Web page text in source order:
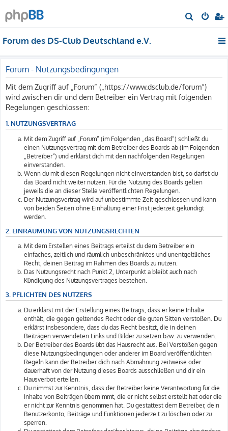
u
Forum des DS-Club Deutschland e.V.
Forum - Nutzungsbedingungen
Mit dem Zugriff auf „Forum“ („https://www.dsclub.de/forum“)
wird zwischen dir und dem Betreiber ein Vertrag mit folgenden
Regelungen geschlossen:
1. NUTZUNGSVERTRAG
Mit dem Zugriff auf „Forum“ (im Folgenden „das Board“) schließt du
einen Nutzungsvertrag mit dem Betreiber des Boards ab (im Folgenden
„Betreiber“) und erklärst dich mit den nachfolgenden Regelungen
einverstanden.
Wenn du mit diesen Regelungen nicht einverstanden bist, so darfst du
das Board nicht weiter nutzen. Für die Nutzung des Boards gelten
jeweils die an dieser Stelle veröffentlichten Regelungen.
Der Nutzungsvertrag wird auf unbestimmte Zeit geschlossen und kann
von beiden Seiten ohne Einhaltung einer Frist jederzeit gekündigt
werden.
2. EINRÄUMUNG VON NUTZUNGSRECHTEN
Mit dem Erstellen eines Beitrags erteilst du dem Betreiber ein
einfaches, zeitlich und räumlich unbeschränktes und unentgeltliches
Recht, deinen Beitrag im Rahmen des Boards zu nutzen.
Das Nutzungsrecht nach Punkt 2, Unterpunkt a bleibt auch nach
Kündigung des Nutzungsvertrages bestehen.
3. PFLICHTEN DES NUTZERS
Du erklärst mit der Erstellung eines Beitrags, dass er keine Inhalte
enthält, die gegen geltendes Recht oder die guten Sitten verstoßen. Du
erklärst insbesondere, dass du das Recht besitzt, die in deinen
Beiträgen verwendeten Links und Bilder zu setzen bzw. zu verwenden.
Der Betreiber des Boards übt das Hausrecht aus. Bei Verstößen gegen
diese Nutzungsbedingungen oder anderer im Board veröffentlichten
Regeln kann der Betreiber dich nach Abmahnung zeitweise oder
dauerhaft von der Nutzung dieses Boards ausschließen und dir ein
Hausverbot erteilen.
Du nimmst zur Kenntnis, dass der Betreiber keine Verantwortung für die
Inhalte von Beiträgen übernimmt, die er nicht selbst erstellt hat oder die
er nicht zur Kenntnis genommen hat. Du gestattest dem Betreiber, dein
Benutzerkonto, Beiträge und Funktionen jederzeit zu löschen oder zu
sperren.